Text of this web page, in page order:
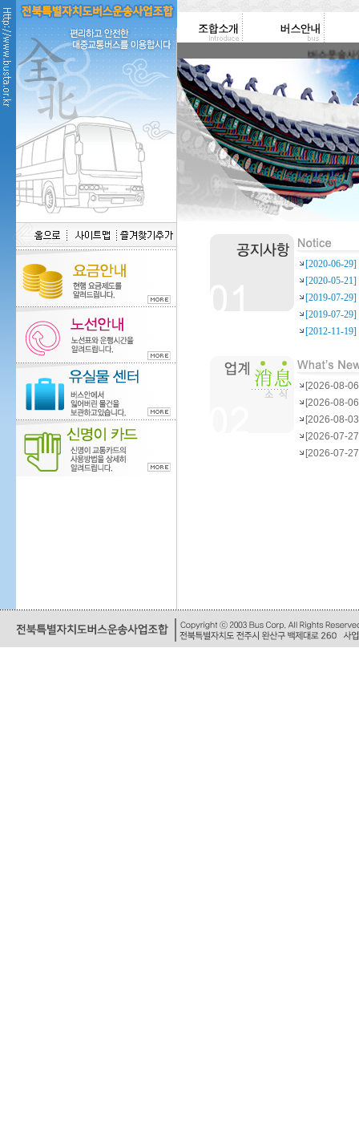
버스운송사업
[2020-06-
[2020-05-
[2019-07-
[2019-07-
[2012-11-
[2026-08-
[2026-08-
[2026-08-
[2026-07-
[2026-07-